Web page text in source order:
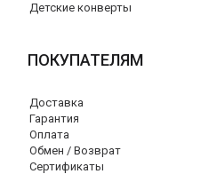
Детские конверты
ПОКУПАТЕЛЯМ
Доставка
Гарантия
Оплата
Обмен / Возврат
Сертификаты